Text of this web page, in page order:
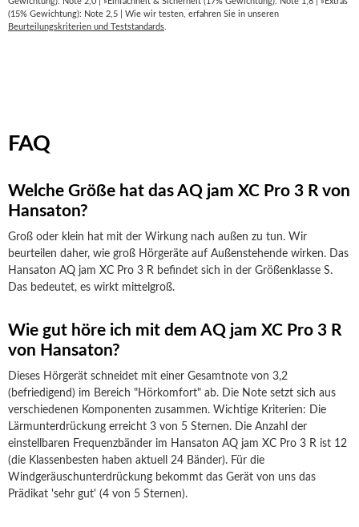
(15% Gewichtung): Note 2,5 | Wie wir testen, erfahren Sie in unseren
Beurteilungskriterien und Teststandards
FAQ
Welche Größe hat das AQ jam XC Pro 3 R von
Hansaton?
Groß oder klein hat mit der Wirkung nach außen zu tun. Wir
beurteilen daher, wie groß Hörgeräte auf Außenstehende wirken. Das
Hansaton AQ jam XC Pro 3 R befindet sich in der Größenklasse S.
Das bedeutet, es wirkt mittelgroß.
Wie gut höre ich mit dem AQ jam XC Pro 3 R
von Hansaton?
Dieses Hörgerät schneidet mit einer Gesamtnote von 3,2
(befriedigend) im Bereich "Hörkomfort" ab. Die Note setzt sich aus
verschiedenen Komponenten zusammen. Wichtige Kriterien: Die
Lärmunterdrückung erreicht 3 von 5 Sternen. Die Anzahl der
einstellbaren Frequenzbänder im Hansaton AQ jam XC Pro 3 R ist 12
(die Klassenbesten haben aktuell 24 Bänder). Für die
Windgeräuschunterdrückung bekommt das Gerät von uns das
Prädikat 'sehr gut' (4 von 5 Sternen).